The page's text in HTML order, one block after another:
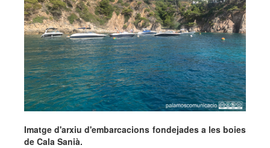
Imatge d'arxiu d'embarcacions fondejades a les boies
de Cala Sanià.